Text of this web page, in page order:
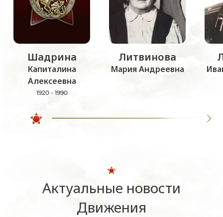
Шадрина
Капиталина
Алексеевна
1920 - 1990
Литвинова
Мария Андреевна
Актуальные новости
Движения